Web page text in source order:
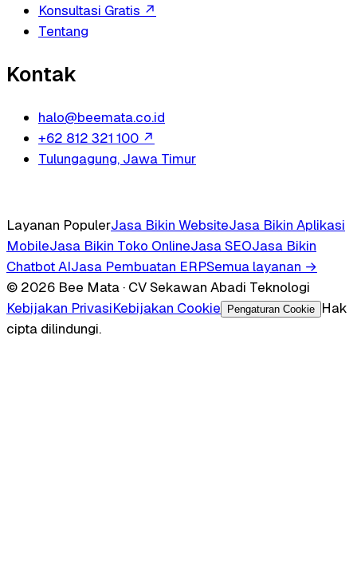
Konsultasi Gratis ↗
Tentang
Kontak
halo@beemata.co.id
+62 812 321 100 ↗
Tulungagung, Jawa Timur
Layanan PopulerJasa Bikin WebsiteJasa Bikin Aplikasi
MobileJasa Bikin Toko OnlineJasa SEOJasa Bikin
Chatbot AIJasa Pembuatan ERPSemua layanan →
© 2026 Bee Mata · CV Sekawan Abadi Teknologi
Kebijakan PrivasiKebijakan Cookie Pengaturan Cookie
Hak
cipta dilindungi.